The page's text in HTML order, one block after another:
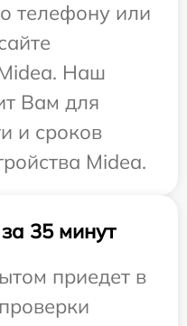
телефону или
Наш
Вам для
и сроков
Midea.
35 минут
приедет в